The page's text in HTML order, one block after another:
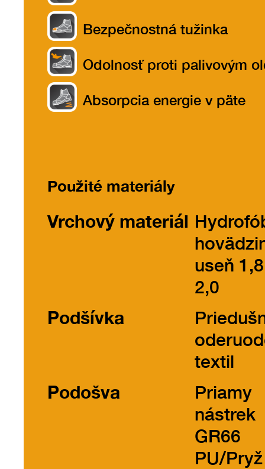
Bezpečnostná tužinka
Odolnosť proti palivovým
Absorpcia energie v päte
Použité materiály
Vrchový materiál
useň
2,0
Podšívka
textil
Podošva
Priamy
nástrek
GR66
PU/Pryž